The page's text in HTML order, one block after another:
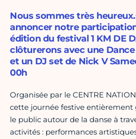
Nous sommes très
annoncer notre
édition du festival 1 KM DE
clôturerons avec une
et un DJ set de Nick V
00h
Organisée par le CENTRE
cette journée festive entièrement
le public autour de la danse à
activités : performances